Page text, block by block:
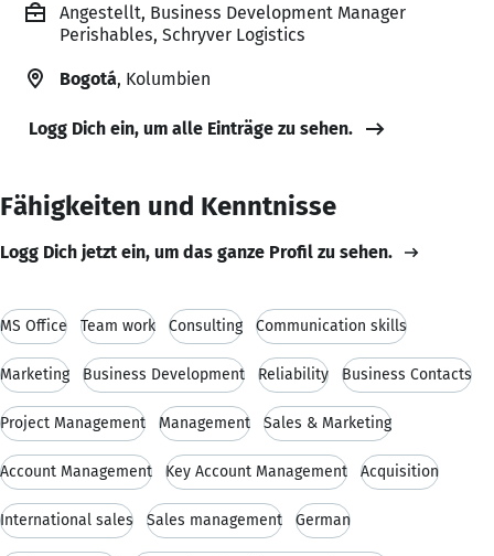
Angestellt, Business Development Manager
Perishables, Schryver Logistics
Bogotá, Kolumbien
Logg Dich ein, um alle Einträge zu sehen.
Fähigkeiten und Kenntnisse
Logg Dich jetzt ein, um das ganze Profil zu sehen.
MS Office Team work Consulting Communication skills
Marketing Business Development Reliability Business Contacts
Project Management Management Sales & Marketing
Account Management Key Account Management Acquisition
International sales Sales management German